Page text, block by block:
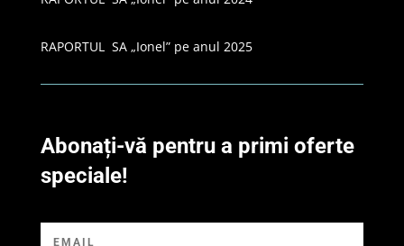
RAPORTUL SA „Ionel” pe anul 2025
Abonați-vă pentru a primi oferte
speciale!